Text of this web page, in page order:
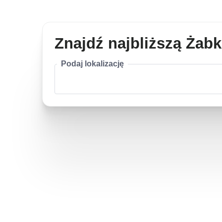
Znajdź najbliższą
Podaj lokalizację